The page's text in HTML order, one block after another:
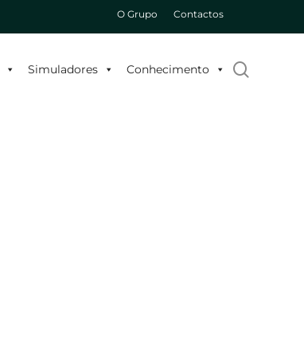
O Grupo Contactos
Simuladores Conhecimento